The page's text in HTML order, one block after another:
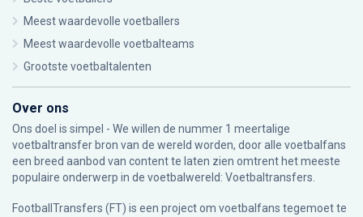
Meest waardevolle voetballers
Meest waardevolle voetbalteams
Grootste voetbaltalenten
Over ons
Ons doel is simpel - We willen de nummer 1 meertalige
voetbaltransfer bron van de wereld worden, door alle voetbalfans
een breed aanbod van content te laten zien omtrent het meeste
populaire onderwerp in de voetbalwereld: Voetbaltransfers.
FootballTransfers (FT) is een project om voetbalfans tegemoet te